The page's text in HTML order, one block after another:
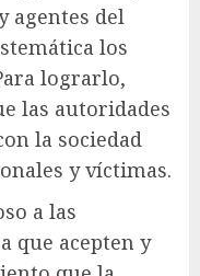
agentes del
los
lograrlo,
las autoridades
la sociedad
y víctimas.
a las
que acepten y